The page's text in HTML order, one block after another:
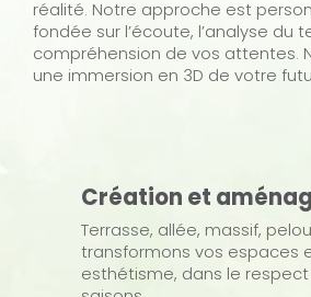
réalité. Notre approche est
fondée sur l’écoute, l’analyse du
compréhension de vos attentes.
une immersion en 3D de votre
Création et
Terrasse, allée, massif,
transformons vos espaces
esthétisme, dans le